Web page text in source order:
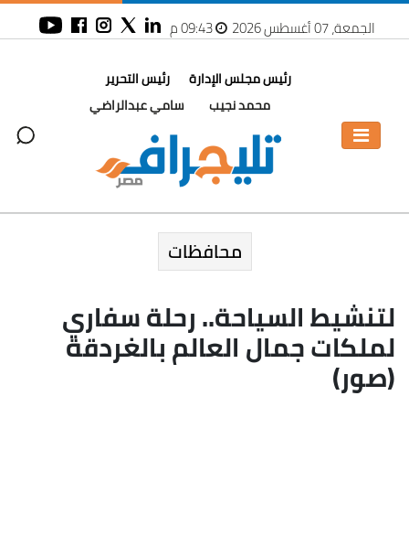
الجمعة، 07 أغسطس 2026 09:43 م
رئيس مجلس الإدارة
محمد نجيب
رئيس التحرير
سامي عبدالراضي
محافظات
لتنشيط السياحة.. رحلة سفاري
لملكات جمال العالم بالغردقة
(صور)